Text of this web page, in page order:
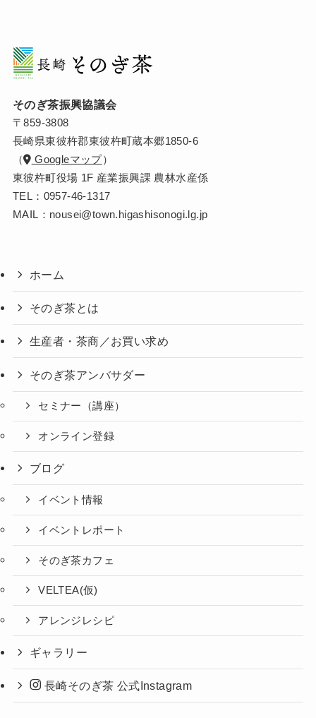
そのぎ茶振興協議会
〒859-3808
長崎県東彼杵郡東彼杵町蔵本郷1850-6
（
Googleマップ）
東彼杵町役場 1F 産業振興課 農林水産係
TEL： 0957-46-1317
MAIL： nousei@town.higashisonogi.lg.jp
ホーム
そのぎ茶とは
生産者・茶商／お買い求め
そのぎ茶アンバサダー
セミナー（講座）
オンライン登録
ブログ
イベント情報
イベントレポート
そのぎ茶カフェ
VELTEA(仮)
アレンジレシピ
ギャラリー
長崎そのぎ茶 公式Instagram